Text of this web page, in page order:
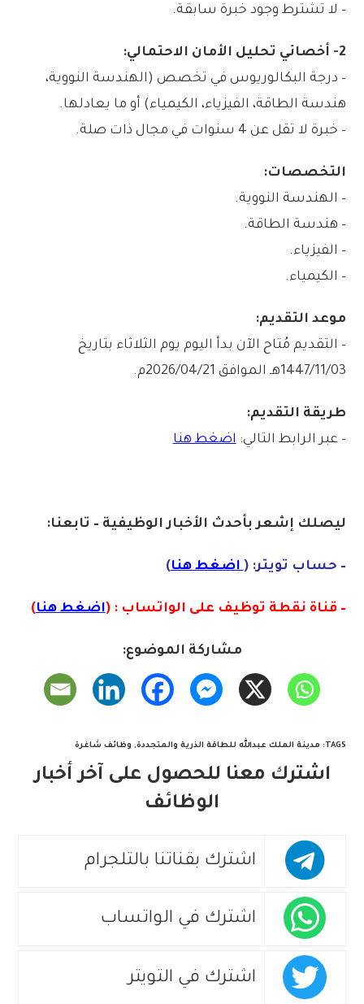
– لا تشترط وجود خبرة سابقة.
2- أخصائي تحليل الأمان الاحتمالي:
– درجة البكالوريوس في تخصص (الهندسة النووية،
هندسة الطاقة، الفيزياء، الكيمياء) أو ما يعادلها.
– خبرة لا تقل عن 4 سنوات في مجال ذات صلة.
التخصصات:
– الهندسة النووية.
– هندسة الطاقة.
– الفيزياء.
– الكيمياء.
موعد التقديم:
– التقديم مُتاح الآن بدأ اليوم يوم الثلاثاء بتاريخ
1447/11/03هـ الموافق 2026/04/21م.
طريقة التقديم:
– عبر الرابط التالي: اضغط هنا
ليصلك إشعربأحدث الأخبار الوظيفية – تابعنا:
– حساب تويتر: ( اضغط هنا)
– قناة نقطة توظيف على الواتساب : (اضغط هنا)
مشاركة الموضوع:
TAGS
: مدينة الملك عبدالله للطاقة الذرية والمتجددة, وظائف شاغرة
اشترك معنا للحصول على آخر أخبار
الوظائف
اشترك بقناتنا بالتلجرام
اشترك في الواتساب
اشترك في التويتر